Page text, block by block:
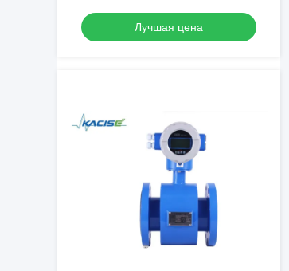
выходом RS485 IP68 для
высокоточных измерений
Лучшая цена